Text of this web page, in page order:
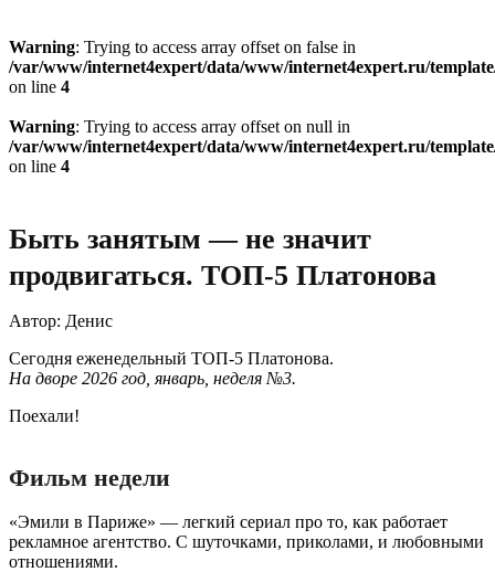
Warning: Trying to access array offset on false in
/var/www/internet4expert/data/www/internet4expert.ru/
on line 4
Warning: Trying to access array offset on null in
/var/www/internet4expert/data/www/internet4expert.ru/
on line 4
Быть занятым — не значит
продвигаться. ТОП-5 Платонова
Автор: Денис
Сегодня еженедельный ТОП-5 Платонова.
На дворе 2026 год, январь, неделя №3.
Поехали!
Фильм недели
«Эмили в Париже» — легкий сериал про то, как работает
рекламное агентство. С шуточками, приколами, и любовными
отношениями.